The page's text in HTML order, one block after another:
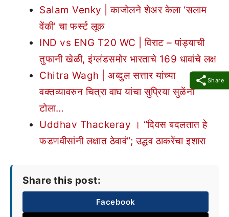
Share
Salam Venky | काजोलने शेअर केला ‘सलाम
वेंकी’ चा फर्स्ट लूक
IND vs ENG T20 WC | विराट – पांड्याची
तुफानी खेळी, इंग्लंडसमोर भारताचे 169 धावांचे लक्ष
Chitra Wagh | अब्दुल सत्तार यांच्या
वक्तव्यावरुन चित्रा वाघ यांचा सुप्रिया सुळेंना
टोला…
Uddhav Thackeray । “दिवस बदलतात हे
फडणवीसांनी लक्षात ठेवावं”; उद्धव ठाकरेंचा इशारा
Share this post:
Facebook